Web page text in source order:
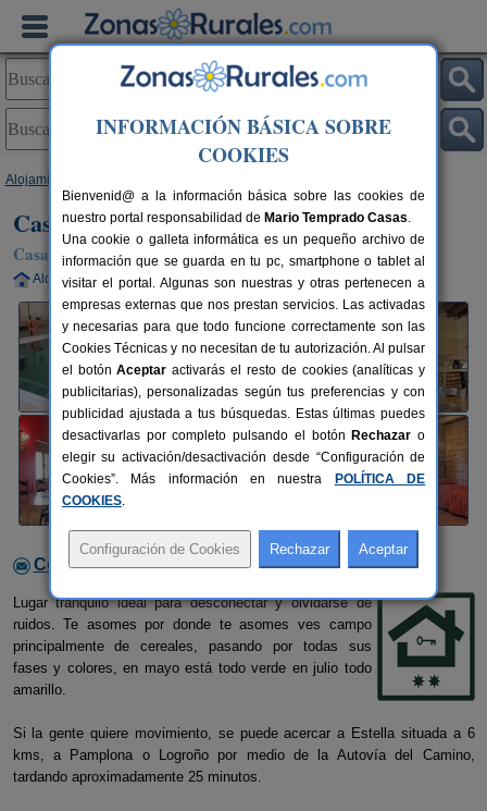
Alojamientos
Casa Rural Casa Moreno
Casa Rural en Zabal (Navarra)
Alquiler completo 10-11+1 plazas 40 km de Pamplona
Contactar con el alojamiento
Lugar tranquilo ideal para desconectar y olvidarse de
ruidos. Te asomes por donde te asomes ves campo
principalmente de cereales, pasando por todas sus
fases y colores, en mayo está todo verde en julio todo
amarillo.
Si la gente quiere movimiento, se puede acercar a Estella situada a 6
kms, a Pamplona o Logroño por medio de la Autovía del Camino,
tardando aproximadamente 25 minutos.
INFORMACIÓN BÁSICA SOBRE
COOKIES
Bienvenid@ a la información básica sobre las cookies de
nuestro portal responsabilidad de Mario Temprado Casas.
Una cookie o galleta informática es un pequeño archivo de
información que se guarda en tu pc, smartphone o tablet al
visitar el portal. Algunas son nuestras y otras pertenecen a
empresas externas que nos prestan servicios. Las activadas
y necesarias para que todo funcione correctamente son las
Cookies Técnicas y no necesitan de tu autorización. Al pulsar
el botónAceptar activarás el resto de cookies (analíticas y
publicitarias), personalizadas según tus preferencias y con
publicidad ajustada a tus búsquedas. Estas últimas puedes
desactivarlas por completo pulsando el botón Rechazar o
elegir su activación/desactivación desde “Configuración de
Cookies”. Más información en nuestra
POLÍTICA DE
COOKIES.